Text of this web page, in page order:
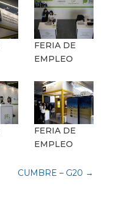
FERIA DE
EMPLEO
FERIA DE
EMPLEO
CUMBRE – G20 →